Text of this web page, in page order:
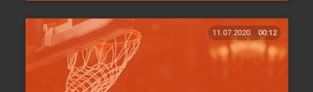
11.07.2020. 00:12